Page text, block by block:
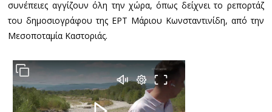
συνέπειες αγγίζουν όλη την χώρα, όπως δείχνει το ρεπορτάζ
του δημοσιογράφου της ΕΡΤ Μάριου Κωνσταντινίδη, από την
Μεσοποταμία Καστοριάς.